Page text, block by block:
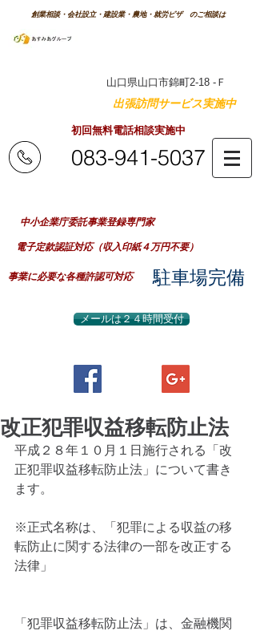
創業相談・会社設立・建設業・農地・就労ビザ のご相談は
山口県山口市錦町2-18 -Ｆ
出張訪問サービス実施中！
初回無料電話相談実施中
​中小企業庁委託事業登録専門家
083-941-5037
電子定款認証対応（収入印紙４万円不要）
​駐車場完備
事業に必要な各種許認可対応
メールは２４時間受付
改正犯罪収益移転防止法
平成２８年１０月１日施行される「改
正犯罪収益移転防止法」について書き
ます。
※正式名称は、「犯罪による収益の移
転防止に関する法律の一部を改正する
法律」
「犯罪収益移転防止法」は、金融機関